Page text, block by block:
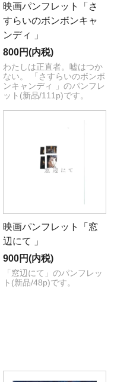
映画パンフレット「さ
すらいのボンボンキャ
ンディ 」
800円(内税)
わたしは正直者。嘘はつか
ない。 「さすらいのボンボ
ンキャンディ 」のパンフレ
ット(新品/111p)です。
映画パンフレット「窓
辺にて 」
900円(内税)
「窓辺にて」のパンフレッ
ト(新品/48p)です。